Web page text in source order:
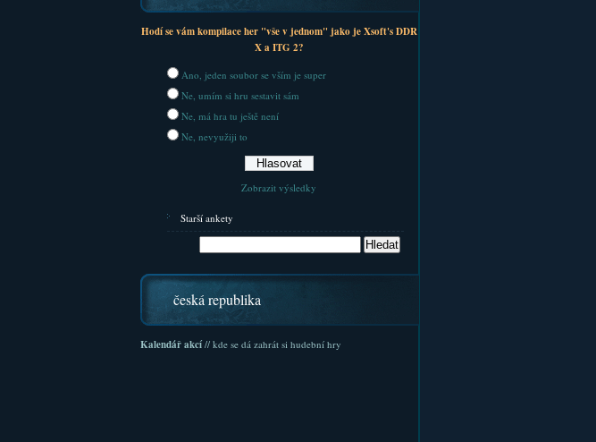
Hodí se vám kompilace her "vše v jednom" jako je Xsoft's DDR
X a ITG 2?
Ano, jeden soubor se vším je super
Ne, umím si hru sestavit sám
Ne, má hra tu ještě není
Ne, nevyužiji to
Zobrazit výsledky
Starší ankety
česká republika
Kalendář akcí// kde se dá zahrát si hudební hry